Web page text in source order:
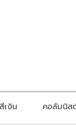
เงิน คอลัมนิส